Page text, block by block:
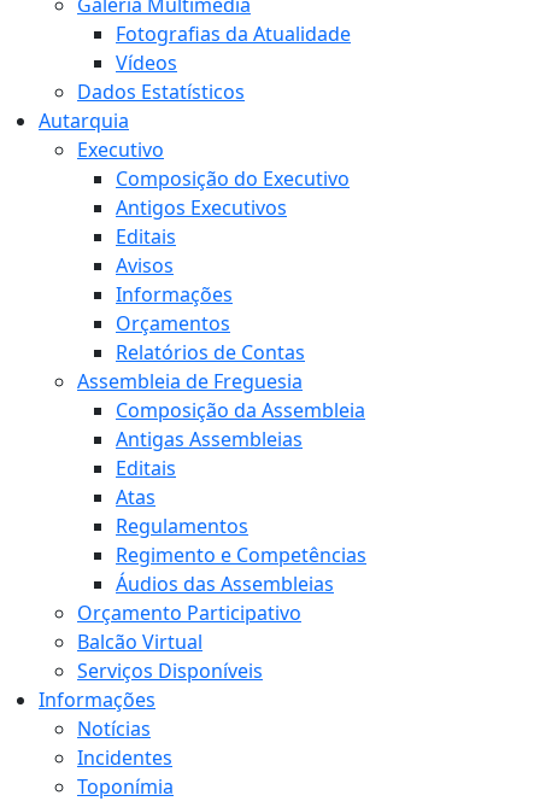
Fotografias da Atualidade
Vídeos
Dados Estatísticos
Autarquia
Executivo
Composição do Executivo
Antigos Executivos
Editais
Avisos
Informações
Orçamentos
Relatórios de Contas
Assembleia de Freguesia
Composição da Assembleia
Antigas Assembleias
Editais
Atas
Regulamentos
Regimento e Competências
Áudios das Assembleias
Orçamento Participativo
Balcão Virtual
Serviços Disponíveis
Informações
Notícias
Incidentes
Toponímia